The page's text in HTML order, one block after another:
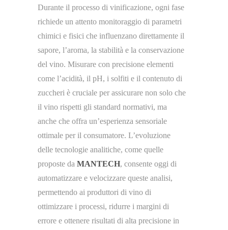
Durante il processo di vinificazione, ogni fase
richiede un attento monitoraggio di parametri
chimici e fisici che influenzano direttamente il
sapore, l’aroma, la stabilità e la conservazione
del vino. Misurare con precisione elementi
come l’acidità, il pH, i solfiti e il contenuto di
zuccheri è cruciale per assicurare non solo che
il vino rispetti gli standard normativi, ma
anche che offra un’esperienza sensoriale
ottimale per il consumatore. L’evoluzione
delle tecnologie analitiche, come quelle
proposte da MANTECH, consente oggi di
automatizzare e velocizzare queste analisi,
permettendo ai produttori di vino di
ottimizzare i processi, ridurre i margini di
errore e ottenere risultati di alta precisione in